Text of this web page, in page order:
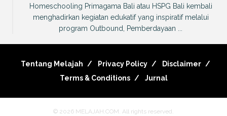
Homeschooling Primagama Bali atau HSPG Bali kembali
menghadirkan kegiatan edukatif yang inspiratif melalui
program Outbound, Pemberdayaan ...
Tentang Melajah Privacy Policy
Disclaimer
Terms & Conditions
Jurnal
© 2026 MELAJAH.COM. All rights reserved.